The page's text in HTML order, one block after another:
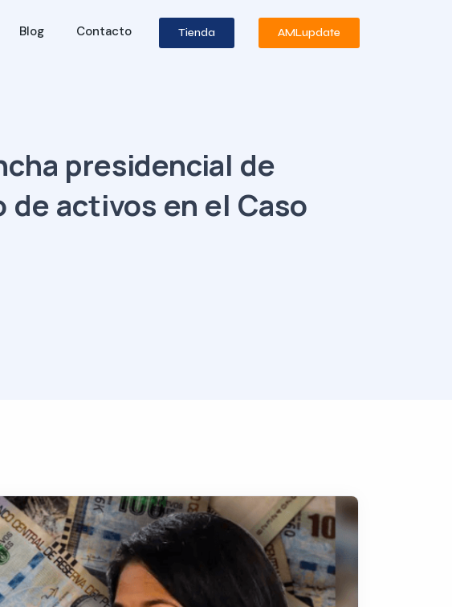
Blog Contacto Tienda AMLupdate
presidencial de
de activos en el Caso